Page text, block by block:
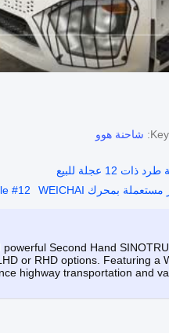
شاحنة هوو
#12 wheeler dump truck for sale
Second Hand
or RHD options. Featuring
highway transportation and